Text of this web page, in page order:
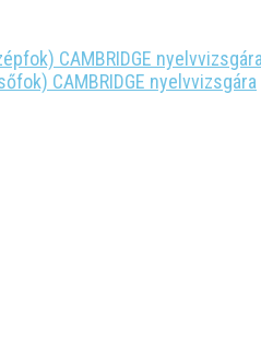
CAMBRIDGE nyelvvizsgára
CAMBRIDGE nyelvvizsgára